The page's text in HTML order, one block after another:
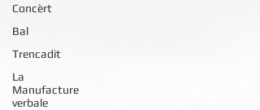
Concèrt
Bal
Trencadit
La
Manufacture
verbale